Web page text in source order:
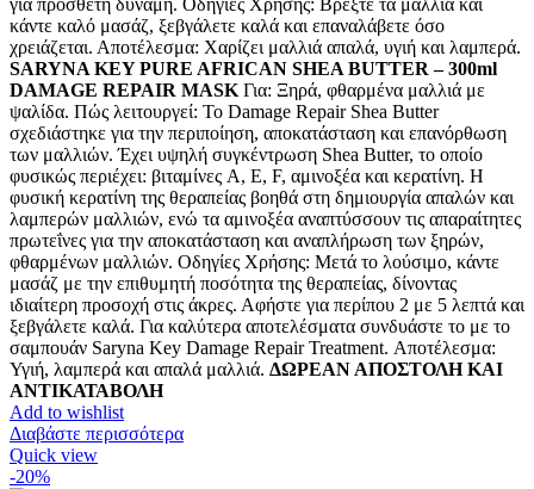
για πρόσθετη δύναμη. Οδηγίες Χρήσης: Βρέξτε τα μαλλιά και
κάντε καλό μασάζ, ξεβγάλετε καλά και επαναλάβετε όσο
χρειάζεται. Αποτέλεσμα: Χαρίζει μαλλιά απαλά, υγιή και λαμπερά.
SARYNA KEY PURE AFRICAN SHEA BUTTER – 300ml
DAMAGE REPAIR MASK Για: Ξηρά, φθαρμένα μαλλιά με
ψαλίδα. Πώς λειτουργεί: Το Damage Repair Shea Butter
σχεδιάστηκε για την περιποίηση, αποκατάσταση και επανόρθωση
των μαλλιών. Έχει υψηλή συγκέντρωση Shea Butter, το οποίο
φυσικώς περιέχει: βιταμίνες A, E, F, αμινοξέα και κερατίνη. Η
φυσική κερατίνη της θεραπείας βοηθά στη δημιουργία απαλών και
λαμπερών μαλλιών, ενώ τα αμινοξέα αναπτύσσουν τις απαραίτητες
πρωτεΐνες για την αποκατάσταση και αναπλήρωση των ξηρών,
φθαρμένων μαλλιών. Οδηγίες Χρήσης: Μετά το λούσιμο, κάντε
μασάζ με την επιθυμητή ποσότητα της θεραπείας, δίνοντας
ιδιαίτερη προσοχή στις άκρες. Αφήστε για περίπου 2 με 5 λεπτά και
ξεβγάλετε καλά. Για καλύτερα αποτελέσματα συνδυάστε το με το
σαμπουάν Saryna Key Damage Repair Treatment. Αποτέλεσμα:
Υγιή, λαμπερά και απαλά μαλλιά. ΔΩΡΕΑΝ ΑΠΟΣΤΟΛΗ ΚΑΙ
ΑΝΤΙΚΑΤΑΒΟΛΗ
Add to wishlist
Διαβάστε περισσότερα
Quick view
-20%